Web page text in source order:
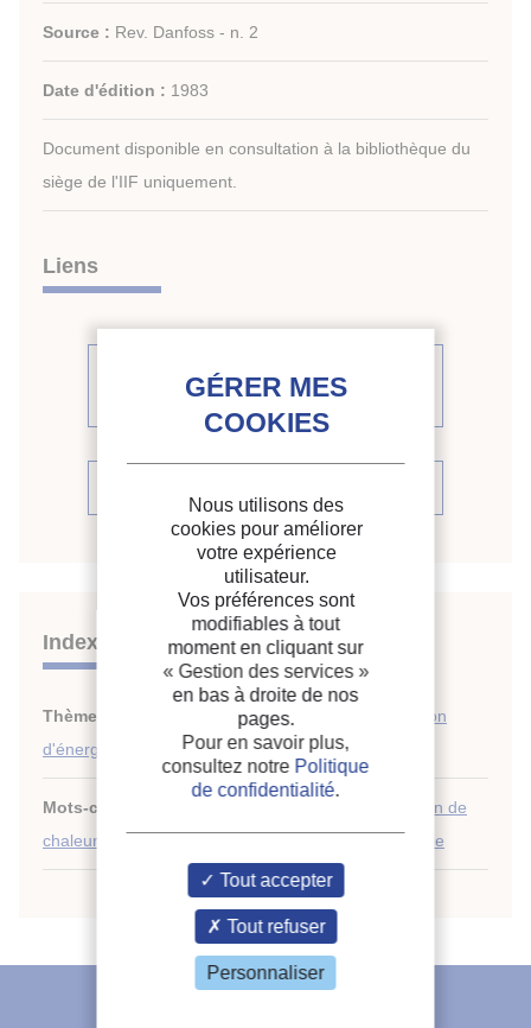
Source : Rev. Danfoss - n. 2
Date d'édition : 1983
Document disponible en consultation à la bibliothèque du
siège de l'IIF uniquement.
Liens
Voir d'autres articles du même
numéro (1)
Indexation
Thèmes :
Autres systèmes à économie / récupération
d'énergie
Mots-clés :
Récuperation de
chaleur
Économie d'energie
Nous utilisons des
cookies pour améliorer
votre expérience
utilisateur.
Vos préférences sont
modifiables à tout
moment en cliquant sur
« Gestion des services »
en bas à droite de nos
pages.
Pour en savoir plus,
consultez notre Politique
de confidentialité.
Tout accepter
Tout refuser
Personnaliser